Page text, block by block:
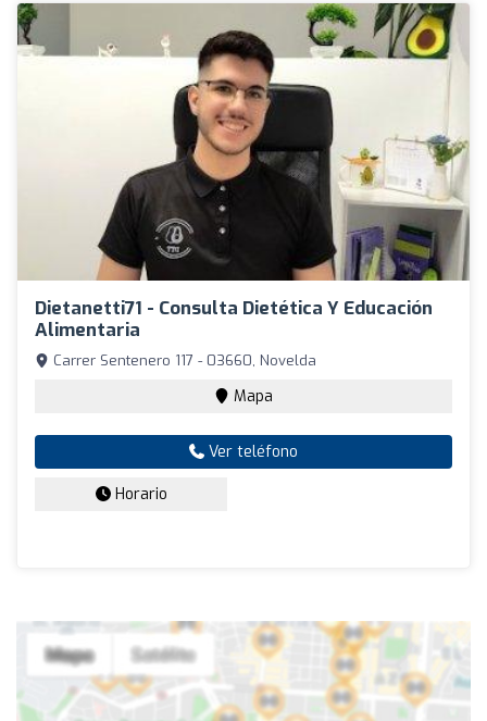
Dietanetti71 - Consulta Dietética Y Educación
Alimentaria
Carrer Sentenero 117 - 03660, Novelda
Mapa
Ver teléfono
Horario